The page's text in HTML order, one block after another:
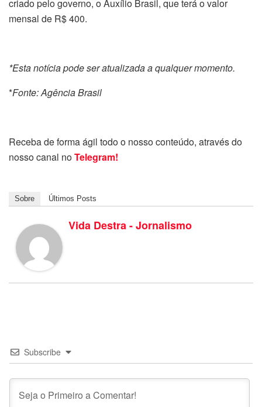
criado pelo governo, o Auxílio Brasil, que terá o valor
mensal de R$ 400.
*Esta notícia pode ser atualizada a qualquer momento.
*Fonte: Agência Brasil
Receba de forma ágil todo o nosso conteúdo, através do
nosso canal noTelegram!
Sobre Últimos Posts
Vida Destra - Jornalismo
Subscribe